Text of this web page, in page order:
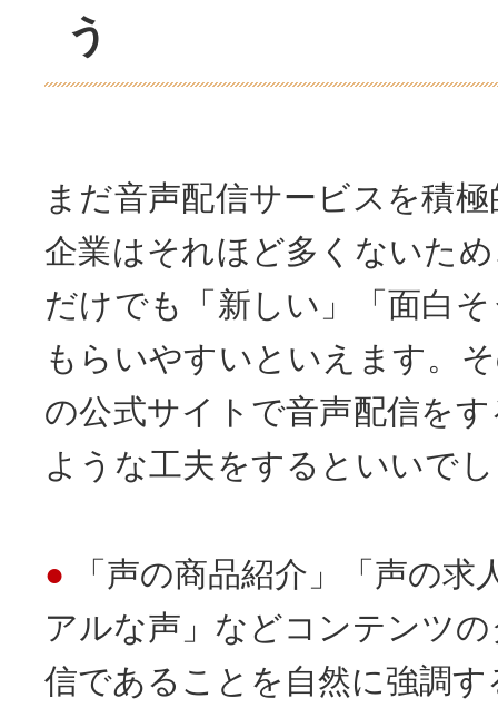
う
まだ音声配信サービスを積
企業はそれほど多くないた
だけでも「新しい」「面白
もらいやすいといえます。
の公式サイトで音声配信を
ような工夫をするといいで
「声の商品紹介」「声の求
アルな声」などコンテンツ
信であることを自然に強調す